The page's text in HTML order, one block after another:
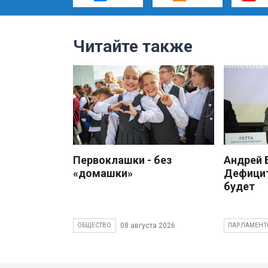
Читайте также
Первоклашки - без
«домашки»
ОБЩЕСТВО 08 августа 2026
будет